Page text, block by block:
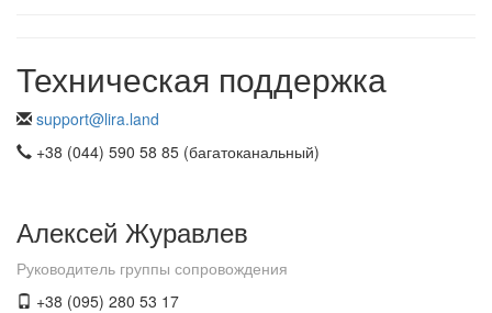
Техническая поддержка
support@lira.land
+38 (044) 590 58 85 (багатоканальный)
Алексей Журавлев
Руководитель группы сопровождения
+38 (095) 280 53 17